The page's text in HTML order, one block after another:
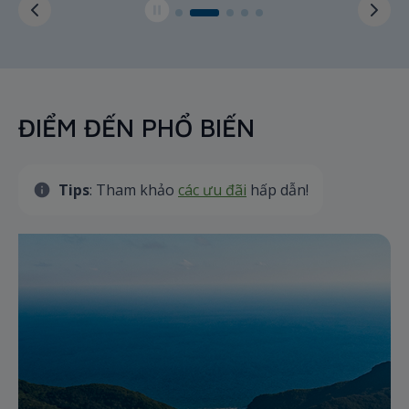
ĐIỂM ĐẾN PHỔ BIẾN
Tips: Tham khảo các ưu đãi hấp dẫn!